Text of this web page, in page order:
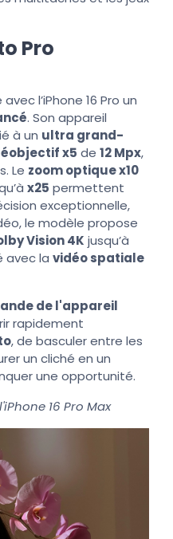
Pro
l’iPhone 16 Pro un
. Son appareil
à un ultra grand-
x5 de 12 Mpx,
Le zoom optique x10
x25 permettent
exceptionnelle,
le modèle propose
Vision 4K jusqu’à
avec la vidéo spatiale
de l'appareil
rapidement
, de basculer entre les
un cliché en un
une opportunité.
16 Pro Max